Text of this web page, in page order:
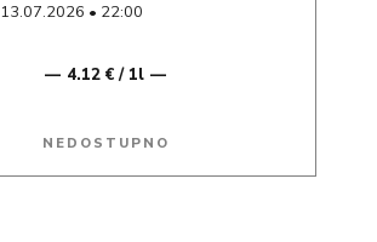
13.07.2026 • 22:00
4.12 € / 1l
NEDOSTUPNO